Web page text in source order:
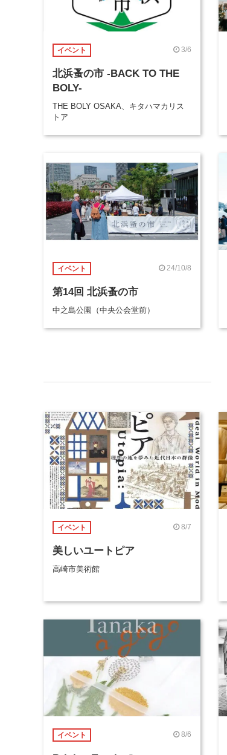
イベント 3/6
北浜蚤の市 -BACK TO THE
BOLY-
THE BOLY OSAKA、キタハマカリス
トア
イベント 24/10/8
第14回 北浜蚤の市
中之島公園（中央公会堂前）
イベント 8/7
美しいユートピア
高崎市美術館
イベント 8/6